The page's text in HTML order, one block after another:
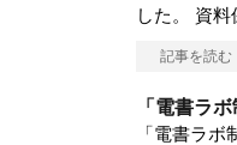
した。 資
記事を読む
「電書ラ
「電書ラ